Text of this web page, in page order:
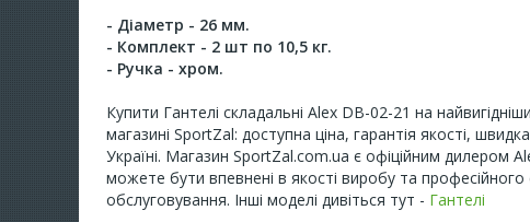
- Діаметр - 26 мм.
- Комплект - 2 шт по 10,5 кг.
- Ручка - хром.
Купити Гантелі складальні Alex DB-02-21 на
магазині SportZal: доступна ціна, гарантія якості,
Україні. Магазин SportZal.com.ua є офіційним дилером
можете бути впевнені в якості виробу та професійного
обслуговування. Інші моделі дивіться тут - Гантелі